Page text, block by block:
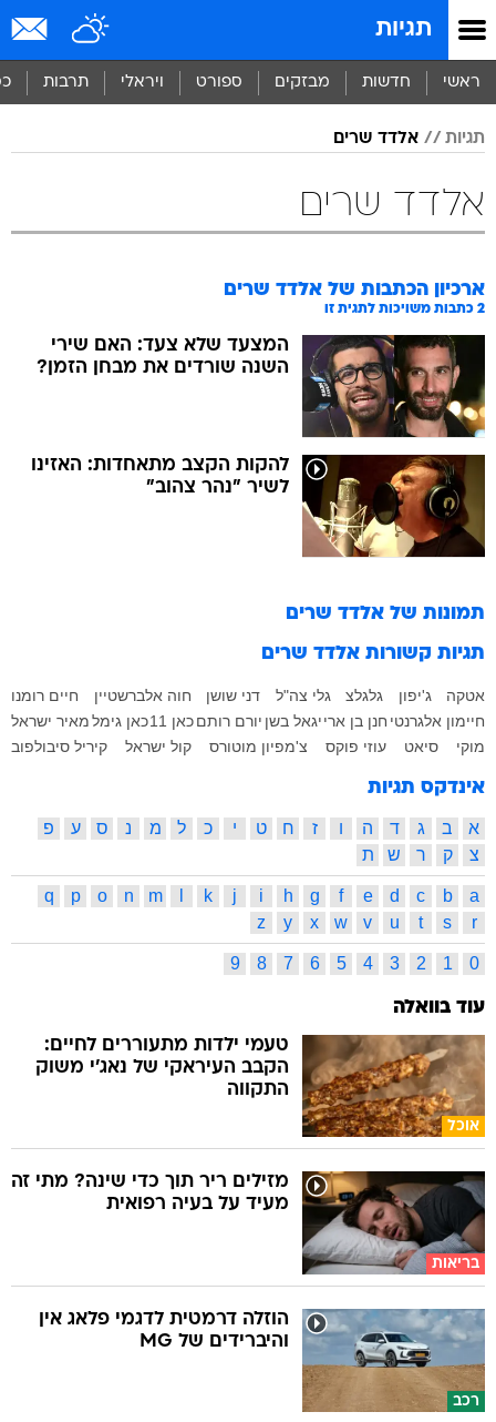
תגיות
ראשי חדשות מבזקים ספורט ויראלי תרבות
תגיות אלדד שרים
אלדד שרים
ארכיון הכתבות של אלדד שרים
2 כתבות משויכות לתגית זו
המצעד שלא צעד: האם שירי
השנה שורדים את מבחן הזמן?
להקות הקצב מתאחדות: האזינו
לשיר "נהר צהוב"
תמונות של אלדד שרים
תגיות קשורות אלדד שרים
אטקה ג'יפון גלגלצ גלי צה"ל דני שושן חוה אלברשטיין
חיים רומנו
חיימון אלגרנטי חנן בן ארייגאל בשן יורם רותםכאן 11 כאן גימלמאיר ישראל
מוקי
סיאט עוזי פוקס צ'מפיון מוטורס קול ישראל קיריל סיבולפוב
אינדקס תגיות
א ב ג ד ה ו ז ח ט י כ ל מ נ ס ע
פ
צ
ק ר ש ת
a
b
c
d
e
f
g
h
i
j
k
m
n
o
p
q
r
s
t
u
v
w
x
y
z
0
1
2
3
4
5
6
7
8
9
עוד בוואלה
אוכל
טעמי ילדות מתעוררים לחיים:
הקבב העיראקי של נאג׳י משוק
התקווה
בריאות
מזילים ריר תוך כדי שינה? מתי זה
מעיד על בעיה רפואית
רכב
הוזלה דרמטית לדגמי פלאג אין
והיברידים של MG